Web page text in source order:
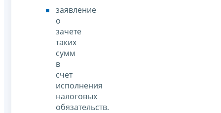
заявление
о
зачете
таких
сумм
в
счет
исполнения
налоговых
обязательств.